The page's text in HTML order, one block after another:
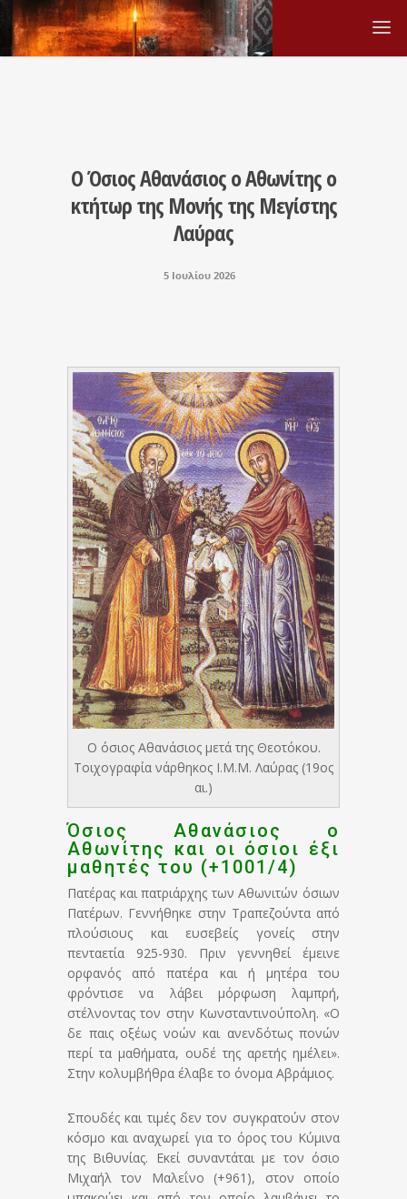
Ο Όσιος Αθανάσιος ο Αθωνίτης ο
κτήτωρ της Μονής της Μεγίστης
Λαύρας
5 Ιουλίου 2026
Ο όσιος Αθανάσιος μετά της Θεοτόκου.
Τοιχογραφία νάρθηκος Ι.Μ.Μ. Λαύρας (19ος
αι.)
Όσιος Αθανάσιος ο
Αθωνίτης και οι όσιοι έξι
μαθητές του (+1001/4)
Πατέρας και πατριάρχης των Αθωνιτών όσιων
Πατέρων. Γεννήθηκε στην Τραπεζούντα από
πλούσιους και ευσεβείς γονείς στην
πενταετία 925-930. Πριν γεννηθεί έμεινε
ορφανός από πατέρα και ή μητέρα του
φρόντισε να λάβει μόρφωση λαμπρή,
στέλνοντας τον στην Κωνσταντινούπολη. «Ο
δε παις οξέως νοών και ανενδότως πονών
περί τα μαθήματα, ουδέ της αρετής ημέλει».
Στην κολυμβήθρα έλαβε το όνομα Αβράμιος.
Σπουδές και τιμές δεν τον συγκρατούν στον
κόσμο και αναχωρεί για το όρος του Κύμινα
της Βιθυνίας. Εκεί συναντάται με τον όσιο
Μιχαήλ τον Μαλεΐνο (+961), στον οποίο